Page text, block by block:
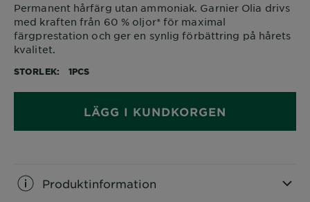
Permanent hårfärg utan ammoniak. Garnier Olia drivs
med kraften från 60 % oljor* för maximal
färgprestation och ger en synlig förbättring på hårets
kvalitet.
STORLEK 1PCS
LÄGG I KUNDKORGEN
Produktinformation